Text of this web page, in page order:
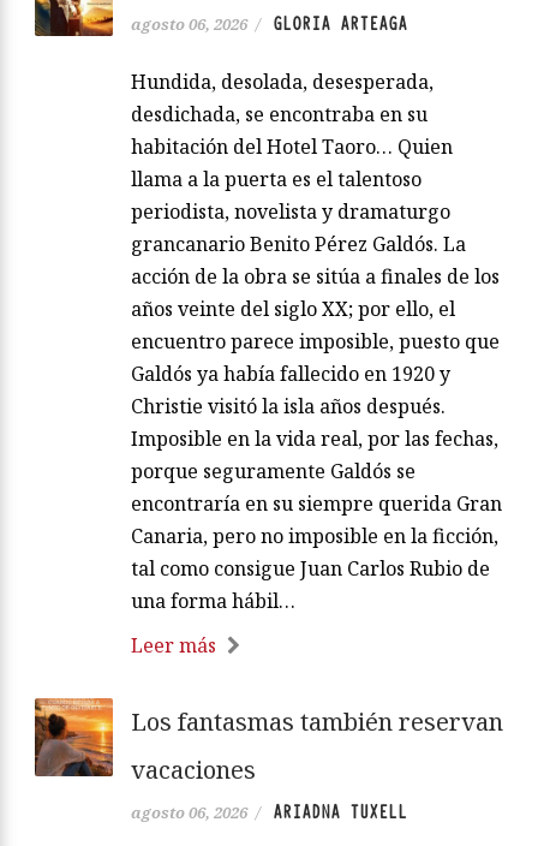
agosto 06, 2026 / GLORIA ARTEAGA
Hundida, desolada, desesperada,
desdichada, se encontraba en su
habitación del Hotel Taoro… Quien
llama a la puerta es el talentoso
periodista, novelista y dramaturgo
grancanario Benito Pérez Galdós. La
acción de la obra se sitúa a finales de los
años veinte del siglo XX; por ello, el
encuentro parece imposible, puesto que
Galdós ya había fallecido en 1920 y
Christie visitó la isla años después.
Imposible en la vida real, por las fechas,
porque seguramente Galdós se
encontraría en su siempre querida Gran
Canaria, pero no imposible en la ficción,
tal como consigue Juan Carlos Rubio de
una forma hábil…
Leer más
Los fantasmas también reservan
vacaciones
agosto 06, 2026 / ARIADNA TUXELL